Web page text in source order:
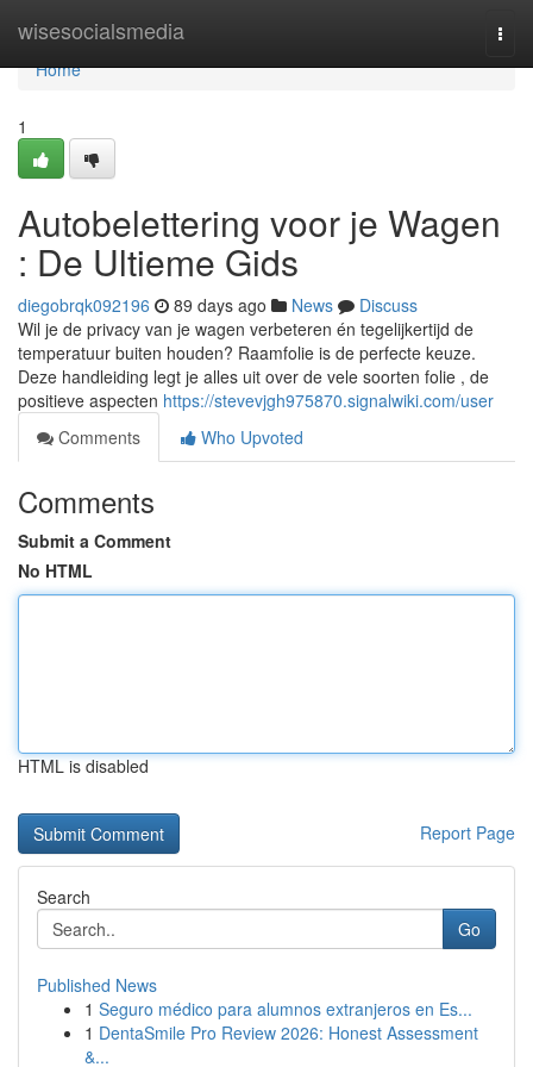
wisesocialsmedia
Home
Home
1
Autobelettering voor je Wagen
: De Ultieme Gids
diegobrqk092196 89 days ago News
Discuss
Wil je de privacy van je wagen verbeteren én tegelijkertijd de
temperatuur buiten houden? Raamfolie is de perfecte keuze.
Deze handleiding legt je alles uit over de vele soorten folie , de
positieve aspecten https://stevevjgh975870.signalwiki.com/user
Comments
Who Upvoted
Comments
Submit a Comment
No HTML
HTML is disabled
Report Page
Search
Go
Published News
1 Seguro médico para alumnos extranjeros en Es...
1 DentaSmile Pro Review 2026: Honest Assessment
&...